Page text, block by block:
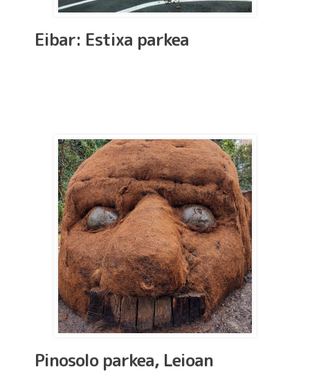
Eibar: Estixa parkea
Pinosolo parkea, Leioan